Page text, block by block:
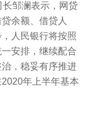
邹澜表示，网贷
余额、借贷人
人民银行将按照
安排，继续配合
，稳妥有序推进
年上半年基本